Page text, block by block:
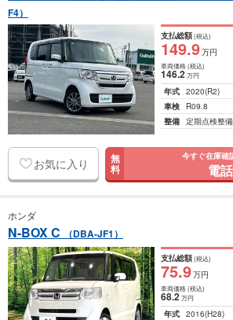
F4）
支払総額(税込)
149.9万円
車両価格(税込)
146.2万円
年式 2020(R2)
車検
R09.8
整備 定期点検整
お気に入り 無
料
今すぐ在庫確
電
ホンダ
N-BOX C （DBA-JF1）
支払総額(税込)
75.9万円
車両価格(税込)
68.2万円
年式 2016(H28)